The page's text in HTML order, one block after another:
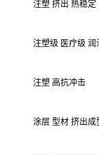
注塑 挤出 热稳定
注塑级 医疗级
注塑 高抗冲击
涂层 型材 挤出